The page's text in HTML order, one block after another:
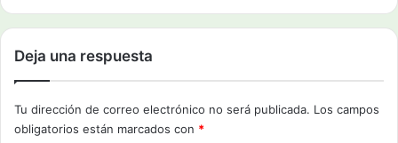
Deja una respuesta
Tu dirección de correo electrónico no será publicada. Los campos
obligatorios están marcados con *